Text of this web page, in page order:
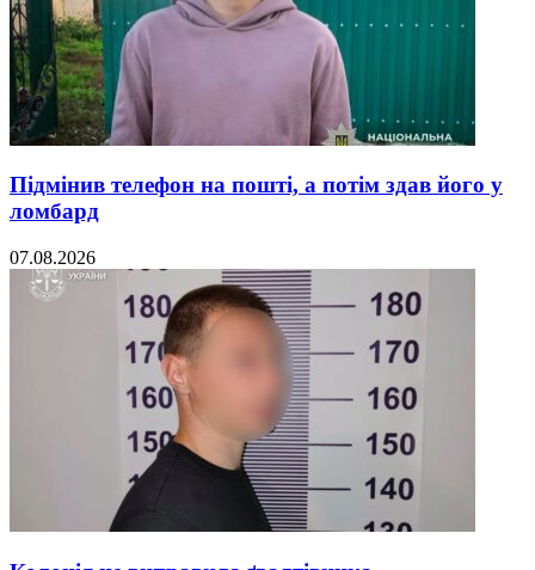
Підмінив телефон на пошті, а потім здав його у
ломбард
07.08.2026